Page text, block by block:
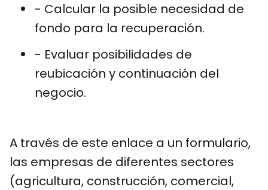
- Calcular la posible necesidad de
fondo para la recuperación.
- Evaluar posibilidades de
reubicación y continuación del
negocio.
A través de este enlace a un formulario,
las empresas de diferentes sectores
(agricultura, construcción, comercial,